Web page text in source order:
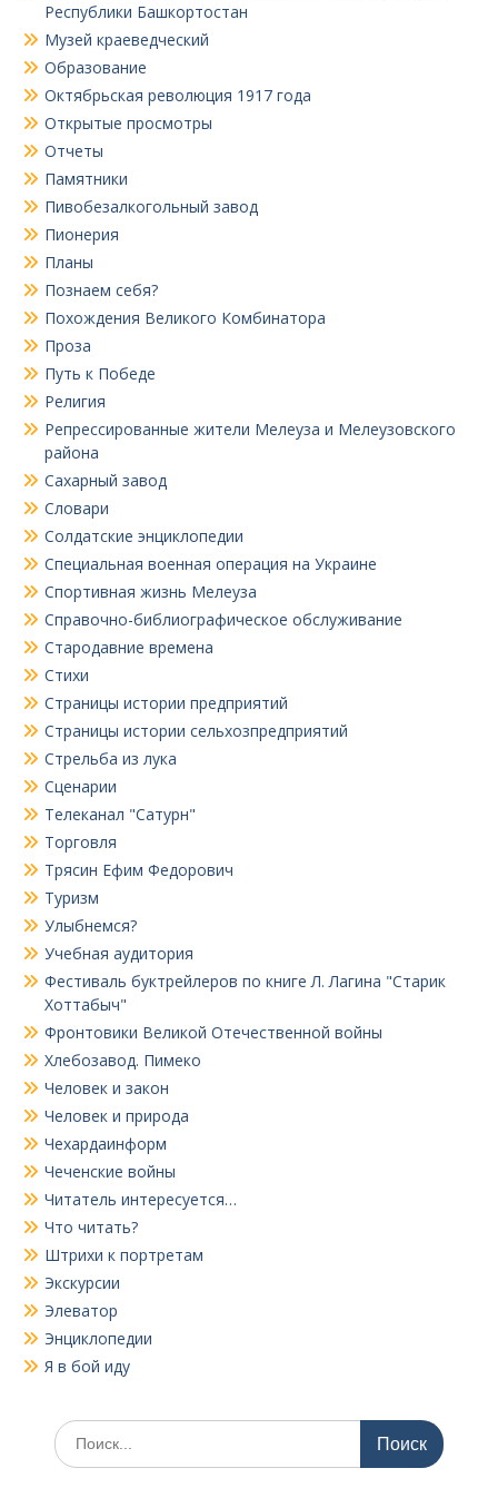
Республики Башкортостан
Музей краеведческий
Образование
Октябрьская революция 1917 года
Открытые просмотры
Отчеты
Памятники
Пивобезалкогольный завод
Пионерия
Планы
Познаем себя?
Похождения Великого Комбинатора
Проза
Путь к Победе
Религия
Репрессированные жители Мелеуза и Мелеузовского
района
Сахарный завод
Словари
Солдатские энциклопедии
Специальная военная операция на Украине
Спортивная жизнь Мелеуза
Справочно-библиографическое обслуживание
Стародавние времена
Стихи
Страницы истории предприятий
Страницы истории сельхозпредприятий
Стрельба из лука
Сценарии
Телеканал "Сатурн"
Торговля
Трясин Ефим Федорович
Туризм
Улыбнемся?
Учебная аудитория
Фестиваль буктрейлеров по книге Л. Лагина "Старик
Хоттабыч"
Фронтовики Великой Отечественной войны
Хлебозавод. Пимеко
Человек и закон
Человек и природа
Чехардаинформ
Чеченские войны
Читатель интересуется…
Что читать?
Штрихи к портретам
Экскурсии
Элеватор
Энциклопедии
Я в бой иду
Поиск
по: